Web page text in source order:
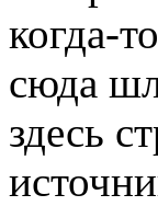
когда-
сюда
здесь